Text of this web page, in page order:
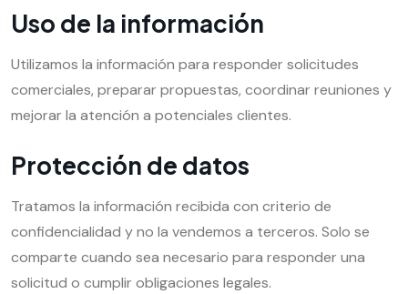
Uso de la información
Utilizamos la información para responder solicitudes
comerciales, preparar propuestas, coordinar reuniones y
mejorar la atención a potenciales clientes.
Protección de datos
Tratamos la información recibida con criterio de
confidencialidad y no la vendemos a terceros. Solo se
comparte cuando sea necesario para responder una
solicitud o cumplir obligaciones legales.